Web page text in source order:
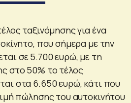
ταξινόμησης για ένα
που σήμερα με την
σε 5.700 ευρώ, με τη
στο 50% το τέλος
στα 6.650 ευρώ, κάτι που
πώλησης του αυτοκινήτου